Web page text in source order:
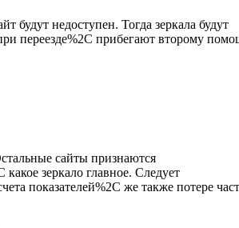
будут недоступен. Тогда зеркала будут
переезде%2C прибегают второму
сайты признаются
зеркало главное. Следует
показателей%2C же также потере